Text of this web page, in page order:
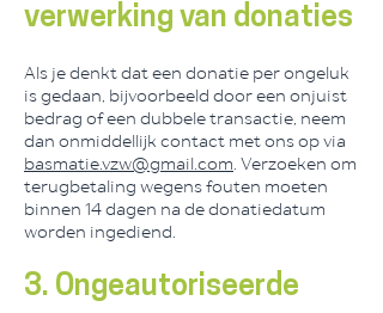
verwerking van donaties
Als je denkt dat een donatie per ongeluk
is gedaan, bijvoorbeeld door een onjuist
bedrag of een dubbele transactie, neem
dan onmiddellijk contact met ons op via
basmatie.vzw@gmail.com. Verzoeken om
terugbetaling wegens fouten moeten
binnen 14 dagen na de donatiedatum
worden ingediend.
3. Ongeautoriseerde